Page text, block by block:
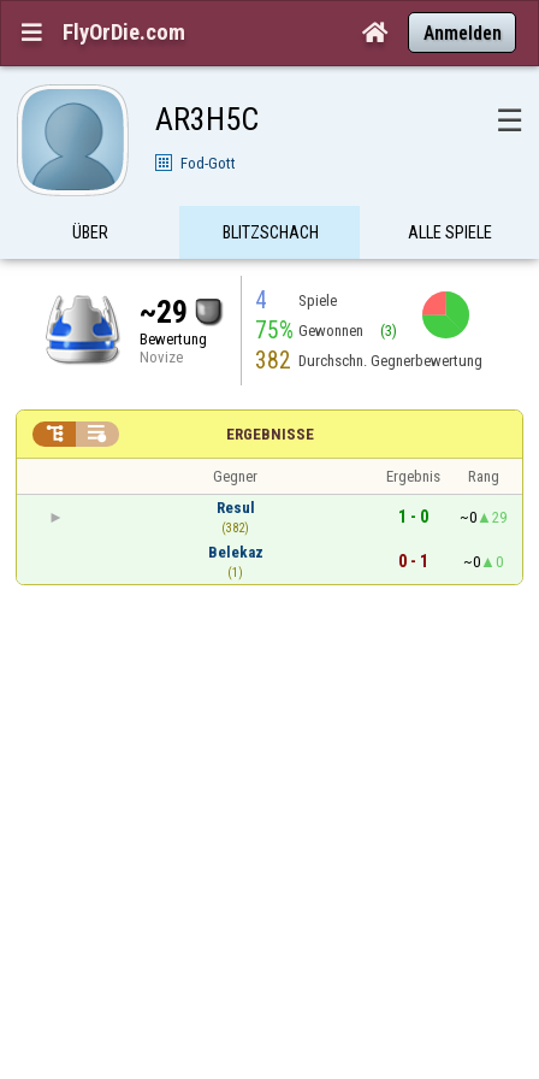
 FlyOrDie.com  Anmelden
AR3H5C ☰
Fod-Gott
ÜBER BLITZSCHACH ALLE SPIELE
~29
Bewertung
Novize
4 Spiele
75% Gewonnen (3)
382 Durchschn. Gegnerbewertung
ERGEBNISSE
 
Gegner Ergebnis
Rang
Resul
(382)
1 - 0 ~0
29
Belekaz
(1)
0 - 1 ~0 0